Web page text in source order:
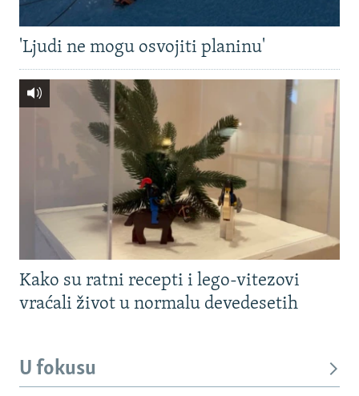
'Ljudi ne mogu osvojiti planinu'
Kako su ratni recepti i lego-vitezovi
vraćali život u normalu devedesetih
U fokusu